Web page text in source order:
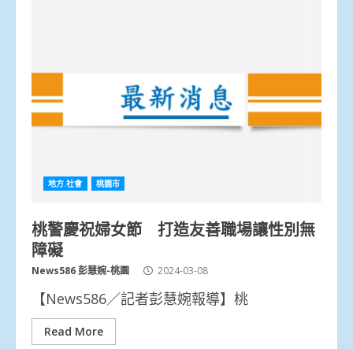
地方.社會 桃園市
桃警慶祝婦女節 打造友善職場讓性別無
障礙
News586 彭慧婉-桃園 2024-03-08
【News586／記者彭慧婉報導】桃
Read More